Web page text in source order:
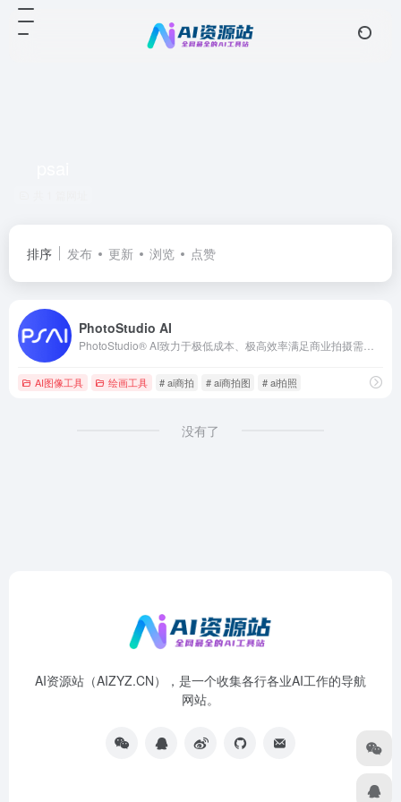
排序 发布 更新 浏览 点赞
PhotoStudio AI
AI图像工具 绘画工具 # ai商拍 # ai商拍图 # ai拍照
没有了
AI资源站（AIZYZ.CN），是一个收集各行各业AI工作的导航
网站。